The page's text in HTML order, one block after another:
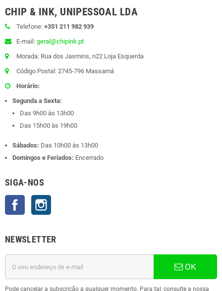
CHIP & INK, UNIPESSOAL LDA
Telefone: +351 211 982 939
E-mail: geral@chipink.pt
Morada: Rua dos Jasmins, n22 Loja Esquerda
Código Postal: 2745-796 Massamá
Horário:
Segunda a Sexta:
Das 9h00 às 13h00
Das 15h00 às 19h00
Sábados: Das 10h00 às 13h00
Domingos e Feriados: Encerrado
SIGA-NOS
Facebook
NEWSLETTER
OK
Pode cancelar a subscrição a qualquer momento. Para tal, consulte a nossa